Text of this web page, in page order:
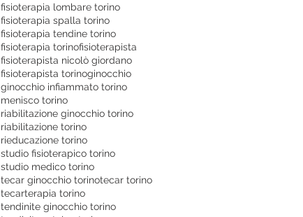
fisioterapia lombare torino
fisioterapia spalla torino
fisioterapia tendine torino
fisioterapia torinofisioterapista
fisioterapista nicolò giordano
fisioterapista torinoginocchio
ginocchio infiammato torino
menisco torino
riabilitazione ginocchio torino
riabilitazione torino
rieducazione torino
studio fisioterapico torino
studio medico torino
tecar ginocchio torinotecar torino
tecarterapia torino
tendinite ginocchio torino